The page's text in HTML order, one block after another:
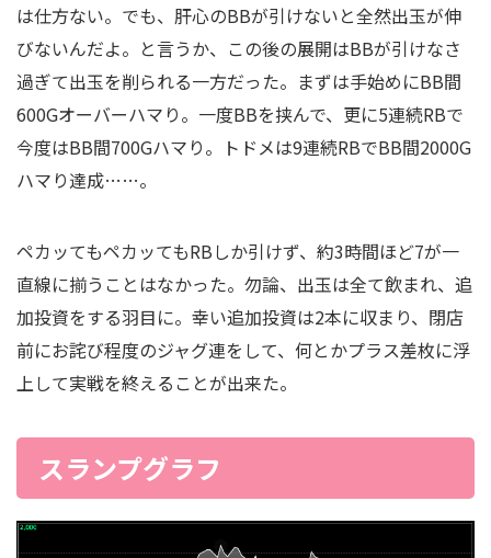
は仕方ない。でも、肝心のBBが引けないと全然出玉が伸
びないんだよ。と言うか、この後の展開はBBが引けなさ
過ぎて出玉を削られる一方だった。まずは手始めにBB間
600Gオーバーハマり。一度BBを挟んで、更に5連続RBで
今度はBB間700Gハマり。トドメは9連続RBでBB間2000G
ハマり達成……。
ペカッてもペカッてもRBしか引けず、約3時間ほど7が一
直線に揃うことはなかった。勿論、出玉は全て飲まれ、追
加投資をする羽目に。幸い追加投資は2本に収まり、閉店
前にお詫び程度のジャグ連をして、何とかプラス差枚に浮
上して実戦を終えることが出来た。
スランプグラフ